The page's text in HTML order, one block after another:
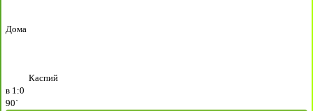
Дома
Каспий
в 1:0
90`